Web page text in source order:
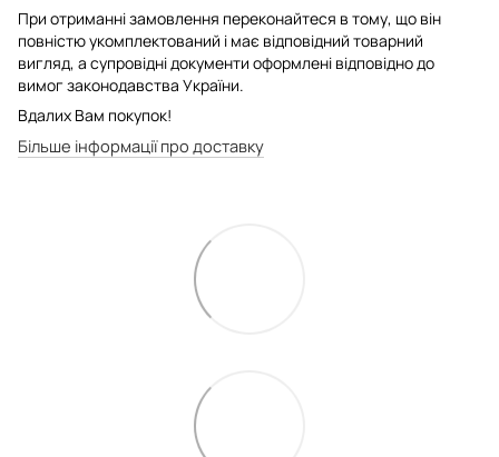
При отриманні замовлення переконайтеся в тому, що він
повністю укомплектований і має відповідний товарний
вигляд, а супровідні документи оформлені відповідно до
вимог законодавства України.
Вдалих Вам покупок!
Більше інформації про доставку